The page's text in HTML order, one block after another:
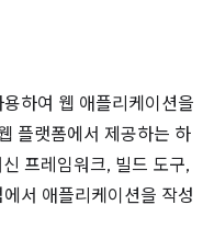
하여 웹 애플리케이션을
플랫폼에서 제공하는 하
프레임워크, 빌드 도구,
서 애플리케이션을 작성